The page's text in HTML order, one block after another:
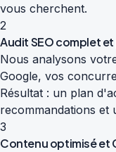
vous cherchent.
2
Audit SEO complet
Nous analysons
Google, vos
Résultat : un plan
recommandations
3
Contenu optimisé et